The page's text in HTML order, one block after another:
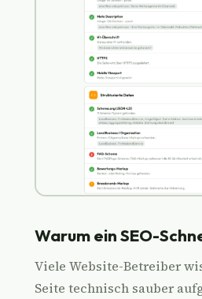
Warum ein SEO-
Viele Website-Betreiber
Seite technisch sauber